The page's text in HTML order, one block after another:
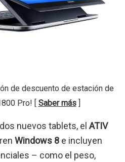
de descuento de estación de
Pro! [ Saber más]
nuevos tablets, el ATIV
Windows 8 e incluyen
– como el peso,